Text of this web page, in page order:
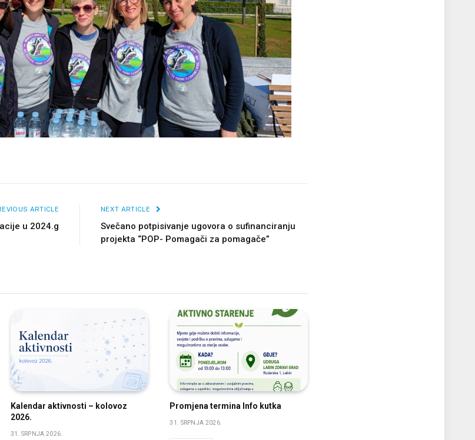
ARTICLE
u 2024.g
NEXT ARTICLE
Svečano potpisivanje ugovora o sufinanciranju
projekta “POP- Pomagači za pomagače”
Kalendar aktivnosti – kolovoz
2026.
31. SRPNJA 2026.
Promjena termina Info kutka
31. SRPNJA 2026.